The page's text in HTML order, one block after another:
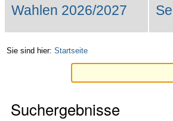
Wahlen 2026/2027
Sie sind hier: Startseite
Suchergebnisse